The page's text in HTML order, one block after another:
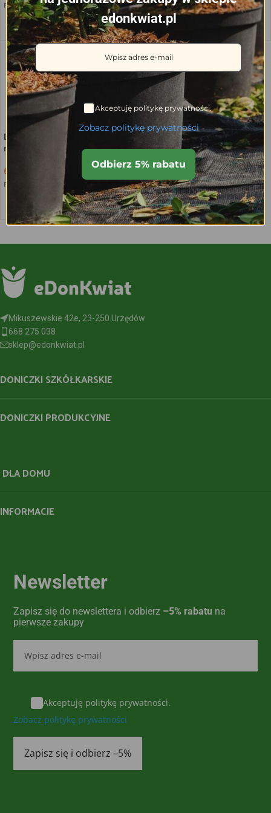
Przewidywana dostawa: 5 sierpnia
WYBIERZ OPCJE
Przewidywana dostawa:5 sierpnia
WYBIERZ OPCJE
Doniczka do uprawy truskawek i
malin 7L, 21 x 26.5 cm, F7
6.36
Przewidywana dostawa:
WYBIERZ OPCJE
Mikuszewskie 42e, 23-250 Urzędów
668 275 038
sklep@edonkwiat.pl
DONICZKI SZKÓŁKARSKIE
DONICZKI PRODUKCYJNE
DLA DOMU
INFORMACJE
Newsletter
Zapisz się do newslettera i odbierz –5% rabatu na
pierwsze zakupy
Akceptuję politykę prywatności.
Zobacz politykę prywatności
Zapisz się i odbierz –5%
edonkwiat.pl
Akceptuję politykę prywatności.
Zobacz politykę prywatności
Odbierz 5% rabatu